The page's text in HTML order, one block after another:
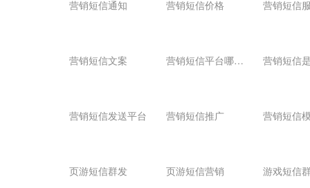
营销短信通知 营销短信价格 营销短信
营销短信文案 营
销短信平台哪个好
营销短信发送平台 营销短信推广 营销短信
页游短信群发 页游短信营销 游戏短信